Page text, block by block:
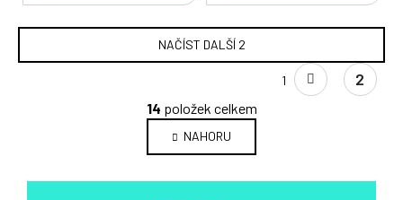
O
v
l
á
d
NAČÍST DALŠÍ 2
1 2
14 položek celkem
NAHORU